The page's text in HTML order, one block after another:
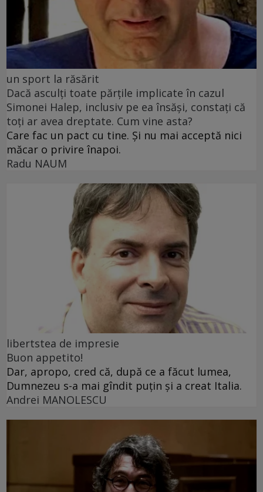
un sport la răsărit
Dacă asculți toate părțile implicate în cazul
Simonei Halep, inclusiv pe ea însăși, constați că
toți ar avea dreptate. Cum vine asta?
Care fac un pact cu tine. Și nu mai acceptă nici
măcar o privire înapoi.
Radu NAUM
libertstea de impresie
Buon appetito!
Dar, apropo, cred că, după ce a făcut lumea,
Dumnezeu s-a mai gîndit puțin și a creat Italia.
Andrei MANOLESCU